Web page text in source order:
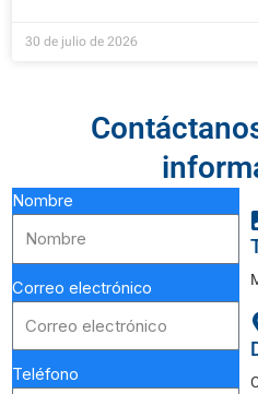
30 de julio de 2026
Nombre
Correo electrónico
Teléfono